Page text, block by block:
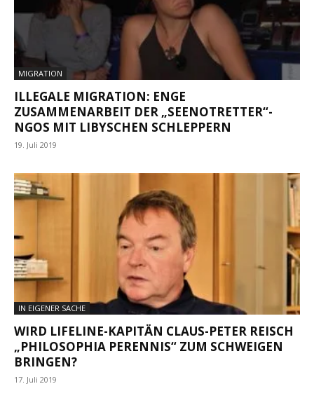
MIGRATION
ILLEGALE MIGRATION: ENGE
ZUSAMMENARBEIT DER „SEENOTRETTER“-
NGOS MIT LIBYSCHEN SCHLEPPERN
19. Juli 2019
IN EIGENER SACHE
WIRD LIFELINE-KAPITÄN CLAUS-PETER REISCH
„PHILOSOPHIA PERENNIS“ ZUM SCHWEIGEN
BRINGEN?
17. Juli 2019